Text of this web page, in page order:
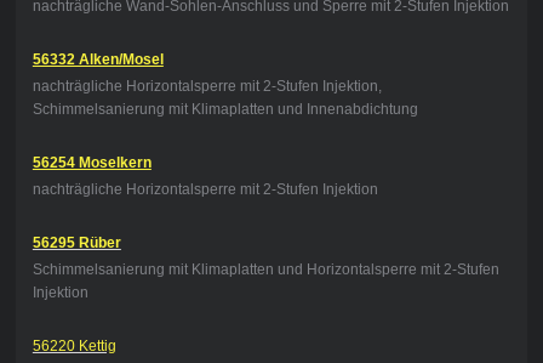
nachträgliche Wand-Sohlen-Anschluss und Sperre mit 2-Stufen Injektion
56332 Alken/Mosel
nachträgliche Horizontalsperre mit 2-Stufen Injektion,
Schimmelsanierung mit Klimaplatten und Innenabdichtung
56254 Moselkern
nachträgliche Horizontalsperre mit 2-Stufen Injektion
56295 Rüber
Schimmelsanierung mit Klimaplatten und Horizontalsperre mit 2-Stufen
Injektion
56220 Kettig